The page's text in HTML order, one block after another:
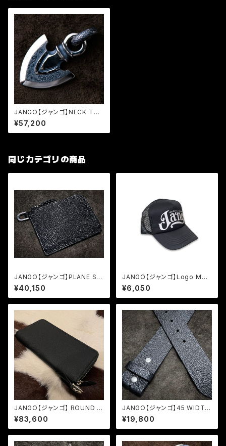
JANGO【ジャンゴ】NECK TOP
(JNT-05)
¥57,200
同じカテゴリの商品
JANGO【ジャンゴ】PLANE SH
ORT ZIP WALLET JM-W-0
3
¥40,150
JANGO【ジャンゴ】Logo Mes
h Cap
¥6,050
JANGO【ジャンゴ】 ROUND ZI
P WALLET (JM-W-01)
¥83,600
JANGO【ジャンゴ】45 WIDTH
LEATHER BELT
¥19,800